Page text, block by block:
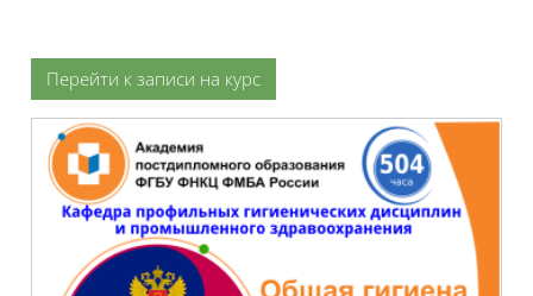
Перейти к записи на курс